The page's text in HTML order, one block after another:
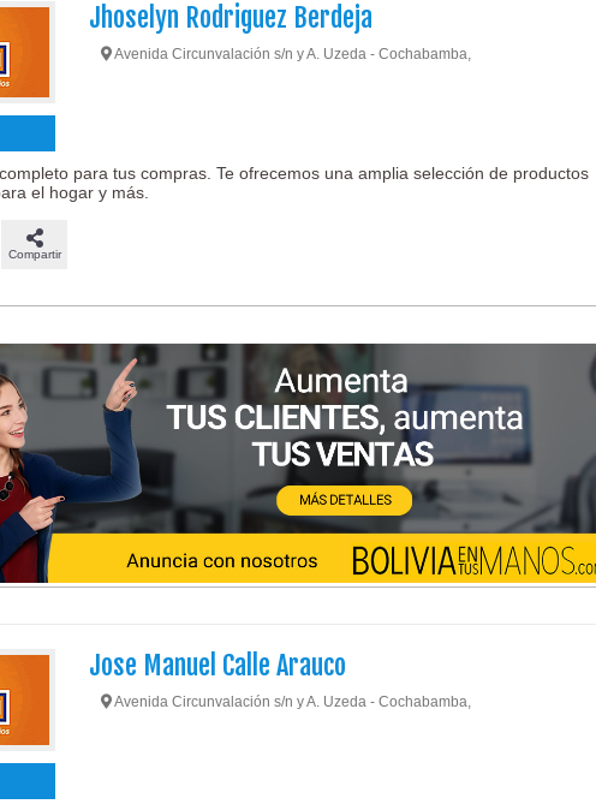
Jhoselyn Rodriguez Berdeja
Avenida Circunvalación s/n y A. Uzeda - Cochabamba,
para tus compras. Te ofrecemos una amplia selección de productos
el hogar y más.
Compartir
Jose Manuel Calle Arauco
Avenida Circunvalación s/n y A. Uzeda - Cochabamba,